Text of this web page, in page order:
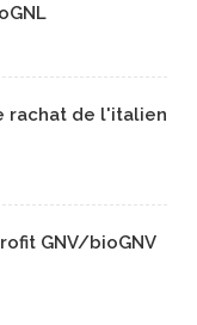
rachat de l'italien
GNV/bioGNV